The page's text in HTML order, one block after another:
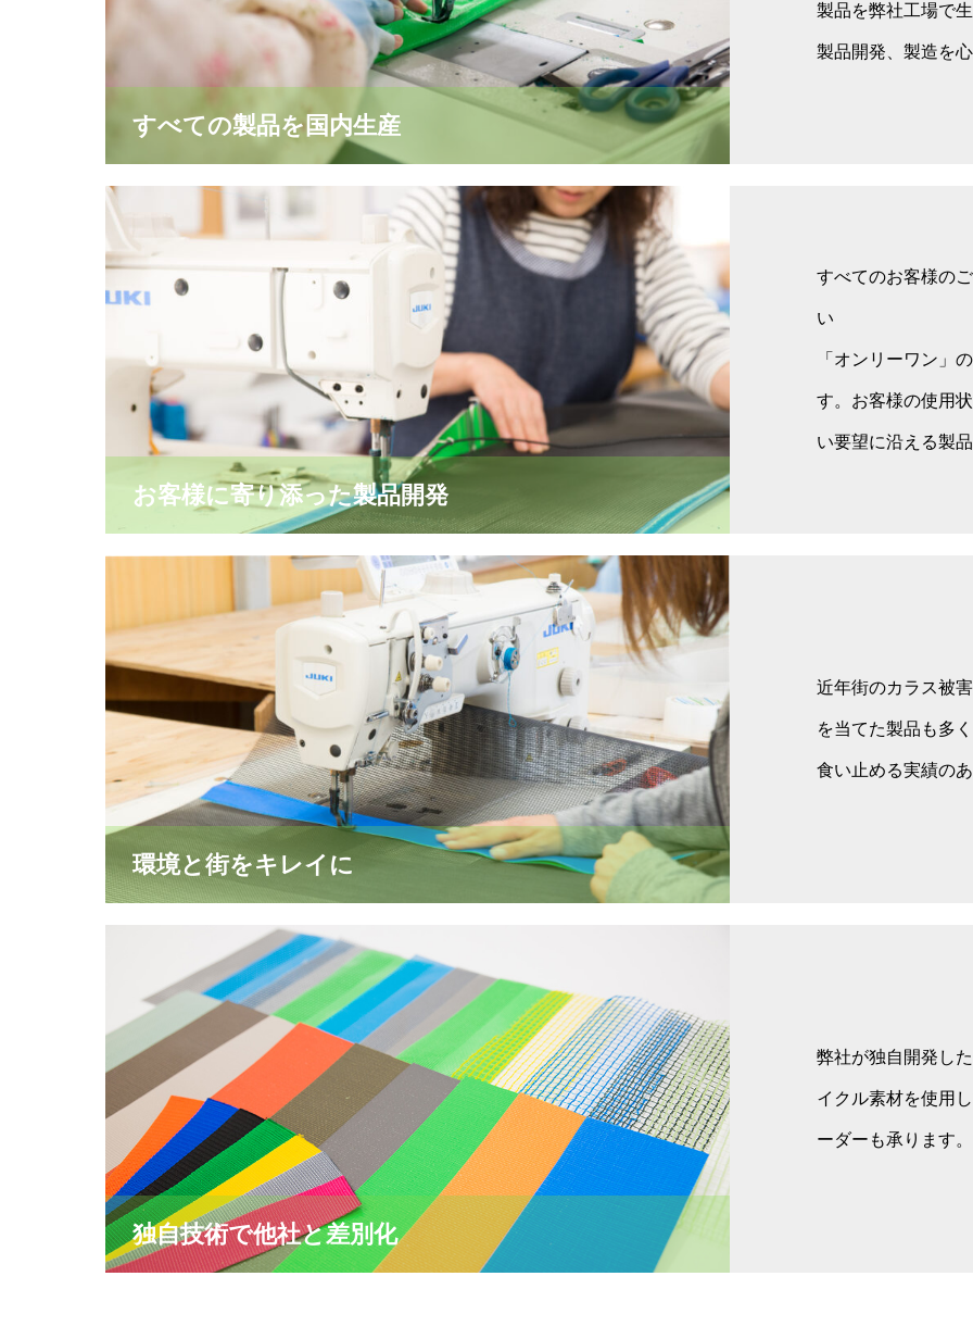
すべての製品を国内生産
製品を弊社工場で
製品開発、製造を
お客様に寄り添った製品開発
すべてのお客様の
い
「オンリーワン」
す。お客様の使用
い要望に沿える製
環境と街をキレイに
近年街のカラス被
を当てた製品も多
食い止める実績の
独自技術で他社と差別化
弊社が独自開発し
イクル素材を使用
ーダーも承ります。